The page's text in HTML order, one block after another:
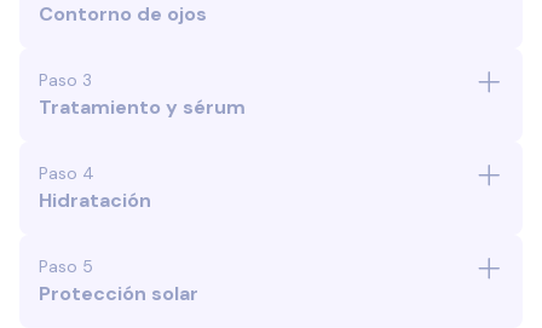
Contorno de ojos
Paso 3
Tratamiento y sérum
Paso 4
Hidratación
Paso 5
Protección solar